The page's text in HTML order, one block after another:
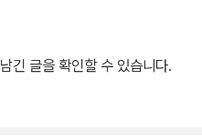
의 문화와 삶을 들여다보는 콘
된 자료들을 추가하고 ‘루이 1
전래’ 같은 최근 전시들에서 밝
긴 글을 확인할 수 있습니다.